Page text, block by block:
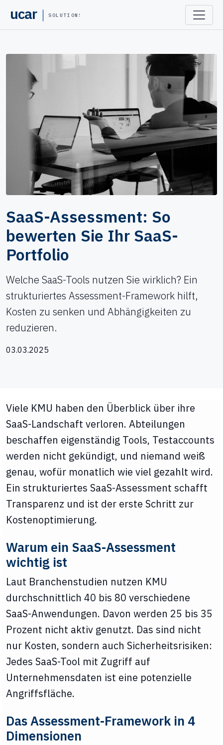
ucar SOLUTIONS
SaaS-Assessment: So
bewerten Sie Ihr SaaS-
Portfolio
Welche SaaS-Tools nutzen Sie wirklich? Ein
strukturiertes Assessment-Framework hilft,
Kosten zu senken und Abhängigkeiten zu
reduzieren.
03.03.2025
Viele KMU haben den Überblick über ihre
SaaS-Landschaft verloren. Abteilungen
beschaffen eigenständig Tools, Testaccounts
werden nicht gekündigt, und niemand weiß
genau, wofür monatlich wie viel gezahlt wird.
Ein strukturiertes SaaS-Assessment schafft
Transparenz und ist der erste Schritt zur
Kostenoptimierung.
Warum ein SaaS-Assessment
wichtig ist
Laut Branchenstudien nutzen KMU
durchschnittlich 40 bis 80 verschiedene
SaaS-Anwendungen. Davon werden 25 bis 35
Prozent nicht aktiv genutzt. Das sind nicht
nur Kosten, sondern auch Sicherheitsrisiken:
Jedes SaaS-Tool mit Zugriff auf
Unternehmensdaten ist eine potenzielle
Angriffsfläche.
Das Assessment-Framework in 4
Dimensionen